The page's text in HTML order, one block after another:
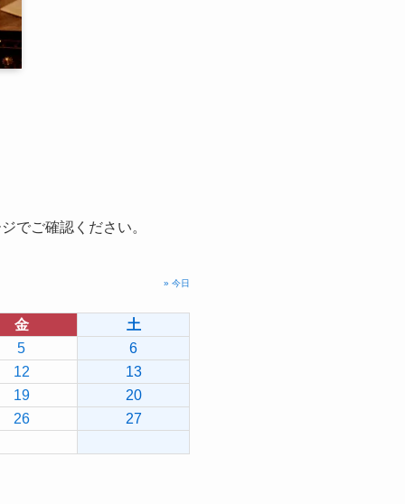
ジでご確認ください。
» 今日
金
土
5
6
12
13
19
20
26
27